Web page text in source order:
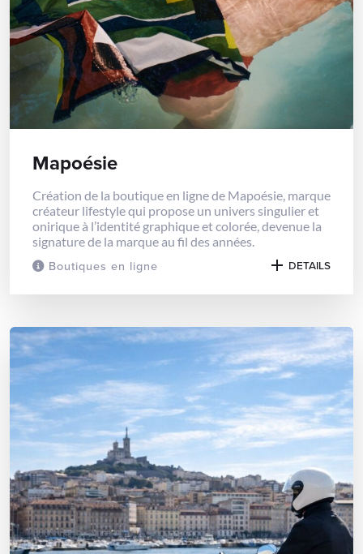
Boutiques en ligne
Mapoésie
Création de la boutique en ligne de Mapoésie, marque
créateur lifestyle qui propose un univers singulier et
onirique à l’identité graphique et colorée, devenue la
signature de la marque au fil des années.
DETAILS